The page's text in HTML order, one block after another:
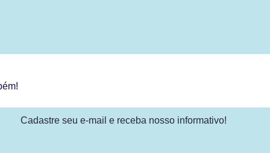
Cadastre seu e-mail e receba nosso informativo!